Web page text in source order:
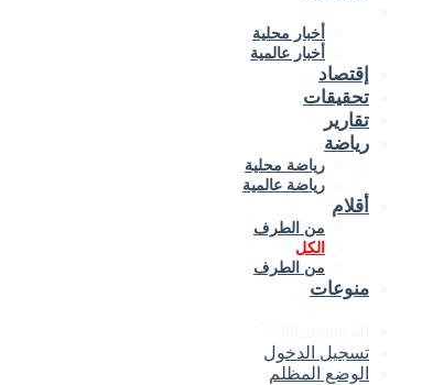
أخبار محلية
أخبار عالمية
إقتصاد
تحقيقات
تقارير
رياضة
رياضة محلية
رياضة عالمية
أقلام
من الطرف
الكل
من الطرف
منوعات
تسجيل الدخول
الوضع المظلم